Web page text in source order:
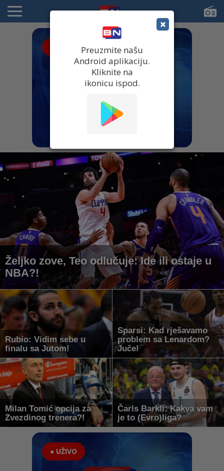
Željko zove, Teo odlučuje: Ide ili ostaje u
NBA?!
Rubio: Vidim sebe u
finalu sa Jutom!
Sparsi: Kad rješavamo
problem sa Lenardom?
Juče!
Milan Tomić opcija za
Zvezdinog trenera?!
Čarls Barkli: Kakva vam
je to (Evro)liga?
● UŽIVO
×
Preuzmite našu
Android aplikaciju.
Kliknite na
ikonicu ispod.